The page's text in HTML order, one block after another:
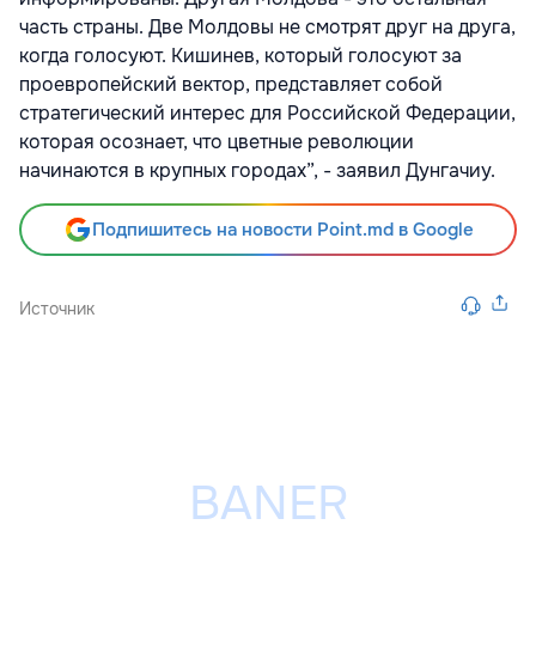
часть страны. Две Молдовы не смотрят друг на друга,
когда голосуют. Кишинев, который голосуют за
проевропейский вектор, представляет собой
стратегический интерес для Российской Федерации,
которая осознает, что цветные революции
начинаются в крупных городах”, - заявил Дунгачиу.
Подпишитесь на новости Point.md в Google
Источник